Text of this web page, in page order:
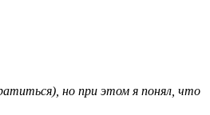
но при этом я понял, что